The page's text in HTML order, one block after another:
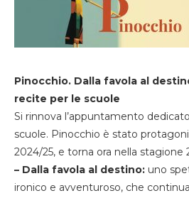
Pinocchio. Dalla favola al
recite per le scuole
Si rinnova l’appuntamento
scuole. Pinocchio è stato
2024/25, e torna ora nella stagione
– Dalla favola al destino: uno
ironico e avventuroso, che